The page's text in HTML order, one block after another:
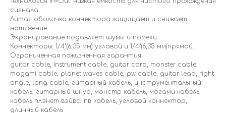
сигнала.
Литая оболочка коннектора защищает и снижает
натяжение.
Экранирование подавляет шумы и помехи.
Коннекторы: 1/4"(6,35 мм) угловой и 1/4"(6,35 мм)прямой.
Ограниченная пожизненная гарантия.
guitar cable, instrument cable, guitar cord, monster cable,
mogami cable, planet waves cable, pw cable, guitar lead, right
angle, long cable, гитарный кабель, инструментальный
кабель, гитарный шнур, монстр кабель, могами кабель,
кабель плэнет вэйвс, пв кабель, угловой коннектор,
длинный кабель